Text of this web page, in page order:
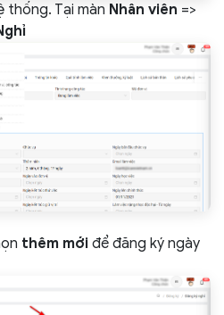
thống. Tại màn Nhân viên =>
thêm mới để đăng ký ngày